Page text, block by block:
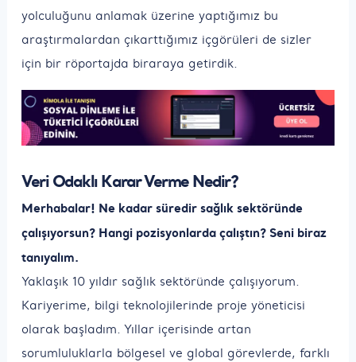
yolculuğunu anlamak üzerine yaptığımız bu
araştırmalardan çıkarttığımız içgörüleri de sizler
için bir röportajda biraraya getirdik.
Veri Odaklı Karar Verme Nedir?
Merhabalar! Ne kadar süredir sağlık sektöründe
çalışıyorsun? Hangi pozisyonlarda çalıştın? Seni biraz
tanıyalım.
Yaklaşık 10 yıldır sağlık sektöründe çalışıyorum.
Kariyerime, bilgi teknolojilerinde proje yöneticisi
olarak başladım. Yıllar içerisinde artan
sorumluluklarla bölgesel ve global görevlerde, farklı